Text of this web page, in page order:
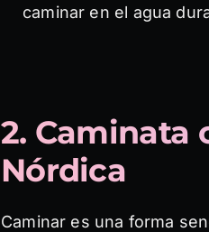
caminar en el agua
2. Caminata
Nórdica
Caminar es una forma